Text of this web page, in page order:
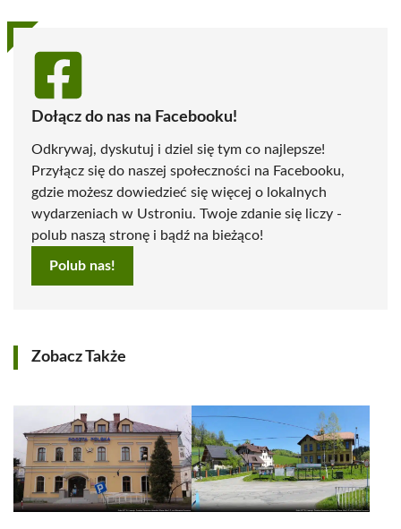
Dołącz do nas na Facebooku!
Odkrywaj, dyskutuj i dziel się tym co najlepsze!
Przyłącz się do naszej społeczności na Facebooku,
gdzie możesz dowiedzieć się więcej o lokalnych
wydarzeniach w Ustroniu. Twoje zdanie się liczy -
polub naszą stronę i bądź na bieżąco!
Polub nas!
Zobacz Także